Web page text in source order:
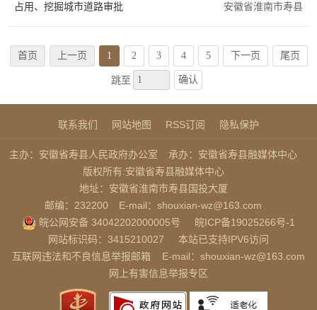
占用、挖掘城市道路审批 安徽省淮南市寿县
首页 上一页 1 2 3 4 5 下一页 尾页
跳至 确认
联系我们 网站地图 RSS订阅 隐私保护
主办：安徽省寿县人民政府办公室
承办：安徽省寿县融媒体中心
版权所有:安徽省寿县融媒体中心
地址：安徽省淮南市寿县国投大厦
邮编：232200
E-mail：shouxian-wz@163.com
皖公网安备 34042202000005号
皖ICP备19025266号-1
网站标识码：3415210027
本站已支持IPV6访问
互联网违法和不良信息举报邮箱
E-mail：shouxian-wz@163.com
网上有害信息举报专区